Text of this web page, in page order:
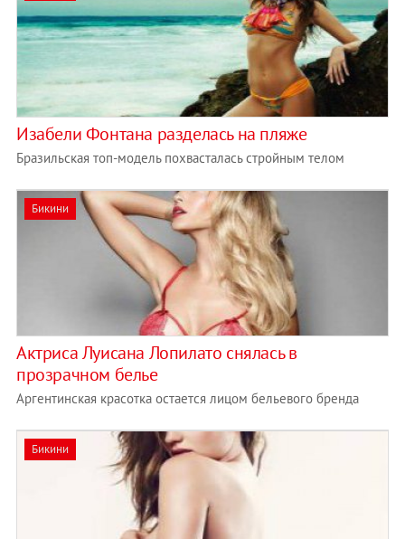
Изабели Фонтана разделась на пляже
Бразильская топ-модель похвасталась стройным телом
Бикини
Актриса Луисана Лопилато снялась в
прозрачном белье
Аргентинская красотка остается лицом бельевого бренда
Бикини